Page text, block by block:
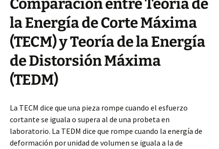
Comparación entre Teoría de
la Energía de Corte Máxima
(TECM) y Teoría de la Energía
de Distorsión Máxima
(TEDM)
La TECM dice que una pieza rompe cuando el esfuerzo
cortante se iguala o supera al de una probeta en
laboratorio. La TEDM dice que rompe cuando la energía de
deformación por unidad de volumen se iguala a la de